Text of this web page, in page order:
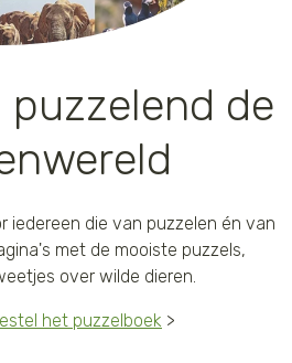
puzzelend de
iedereen die van puzzelen én van
met de mooiste puzzels,
over wilde dieren.
het puzzelboek >